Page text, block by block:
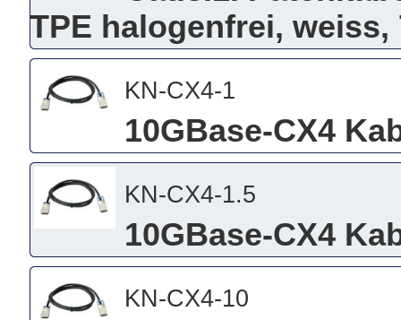
TPE halogenfrei, weiss,
KN-CX4-1
10GBase-CX4
KN-CX4-1.5
10GBase-CX4
KN-CX4-10